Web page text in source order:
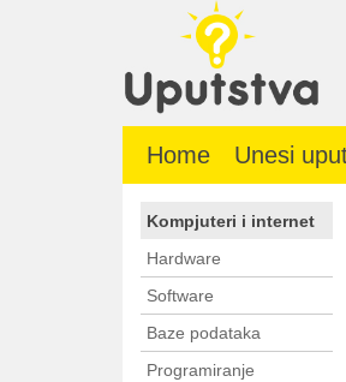
Home Unesi
Kompjuteri i internet
Hardware
Software
Baze podataka
Programiranje